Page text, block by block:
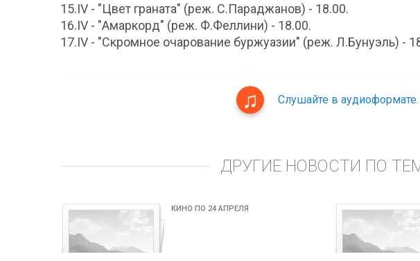
15.IV - "Цвет граната" (реж. С.Параджанов) - 18.00.
16.IV - "Амаркорд" (реж. Ф.Феллини) - 18.00.
17.IV - "Скромное очарование буржуазии" (реж. Л.Бунуэль) -
Слушайте в аудиоформате.
ДРУГИЕ НОВОСТИ ПО
КИНО ПО 24 АПРЕЛЯ